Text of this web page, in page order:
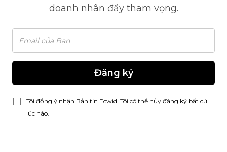
doanh nhân đầy tham vọng.
Đăng ký
Tôi đồng ý nhận Bản tin Ecwid. Tôi có thể hủy đăng ký bất cứ
lúc nào.